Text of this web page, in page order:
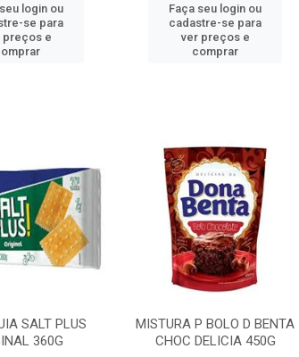
login ou
se para
preços e
Faça seu login ou
cadastre-se para
ver preços e
comprar
SALT PLUS
360G
MISTURA P BOLO D BENTA
CHOC DELICIA 450G